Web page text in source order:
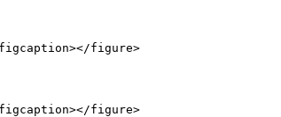
figcaption></figure>
figcaption></figure>